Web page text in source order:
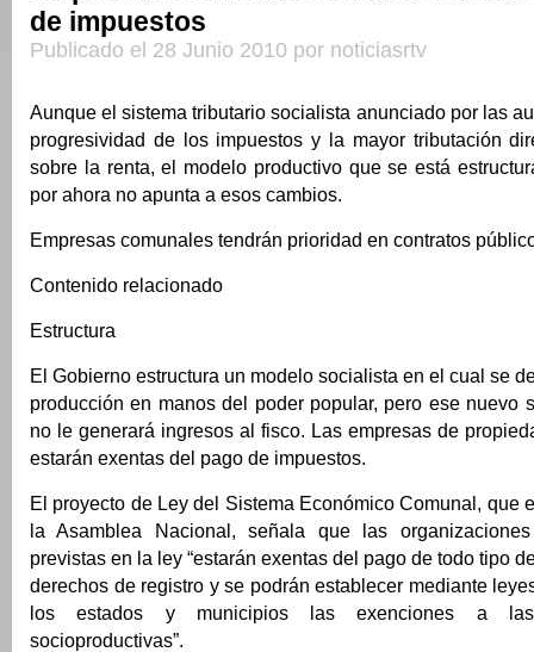
de impuestos
Publicado el 28 Junio 2010 por noticiasrtv
Aunque el sistema tributario socialista anunciado por las
progresividad de los impuestos y la mayor tributación
sobre la renta, el modelo productivo que se está
por ahora no apunta a esos cambios.
Empresas comunales tendrán prioridad en contratos
Contenido relacionado
Estructura
El Gobierno estructura un modelo socialista en el cual se
producción en manos del poder popular, pero ese nuevo
no le generará ingresos al fisco. Las empresas de
estarán exentas del pago de impuestos.
El proyecto de Ley del Sistema Económico Comunal, que
la Asamblea Nacional, señala que las organizaciones
previstas en la ley “estarán exentas del pago de todo tipo
derechos de registro y se podrán establecer mediante
los estados y municipios las exenciones a las
socioproductivas”.